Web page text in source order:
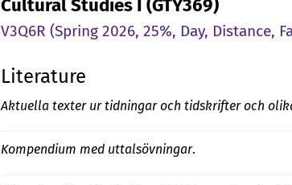
Cultural Studies I (GTY369)
V3Q6R (Spring 2026, 25%, Day, Distance,
Literature
Aktuella texter ur tidningar och tidskrifter och
Kompendium med uttalsövningar.